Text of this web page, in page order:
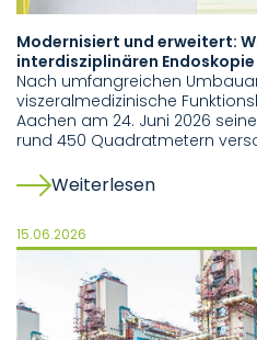
Modernisiert und erweitert:
interdisziplinären Endoskopie
Nach umfangreichen
viszeralmedizinische
Aachen am 24. Juni 2026
rund 450 Quadratmetern
Weiterlesen
15.06.2026